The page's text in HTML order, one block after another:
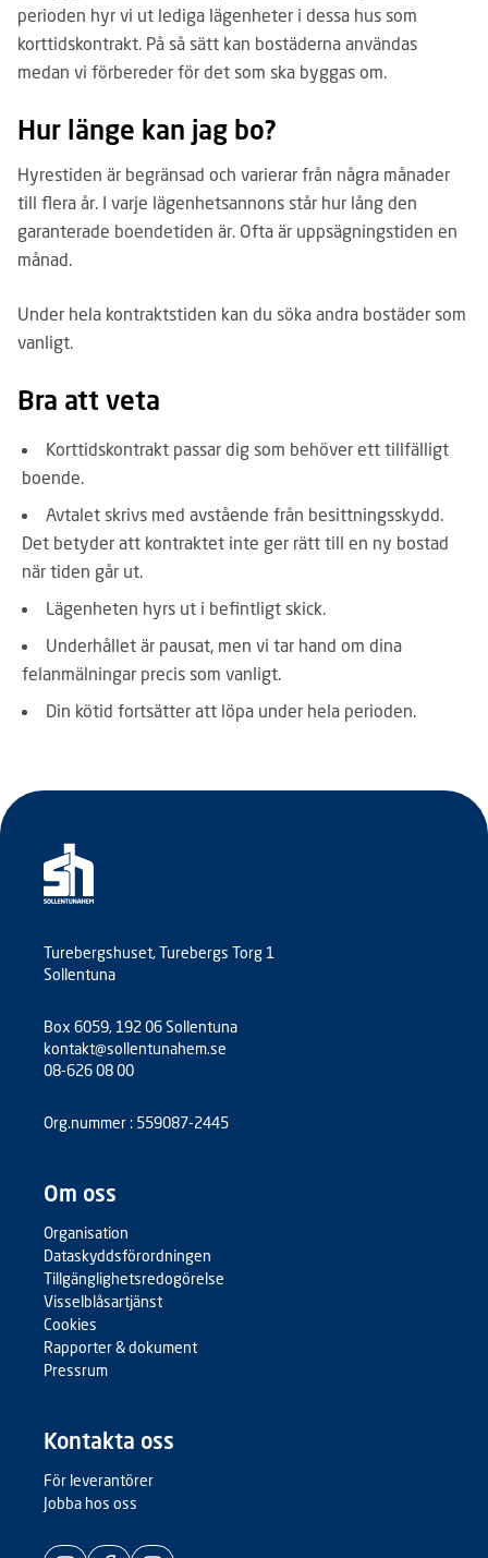
perioden hyr vi ut lediga lägenheter i dessa hus som
korttidskontrakt. På så sätt kan bostäderna användas
medan vi förbereder för det som ska byggas om.
Hur länge kan jag bo?
Hyrestiden är begränsad och varierar från några månader
till flera år. I varje lägenhetsannons står hur lång den
garanterade boendetiden är. Ofta är uppsägningstiden en
månad.
Under hela kontraktstiden kan du söka andra bostäder som
vanligt.
Bra att veta
Korttidskontrakt passar dig som behöver ett tillfälligt
boende.
Avtalet skrivs med avstående från besittningsskydd.
Det betyder att kontraktet inte ger rätt till en ny bostad
när tiden går ut.
Lägenheten hyrs ut i befintligt skick.
Underhållet är pausat, men vi tar hand om dina
felanmälningar precis som vanligt.
Din kötid fortsätter att löpa under hela perioden.
Turebergshuset, Turebergs Torg 1
Sollentuna
Box 6059, 192 06 Sollentuna
kontakt@sollentunahem.se
08-626 08 00
Org.nummer : 559087-2445
Om oss
Organisation
Dataskyddsförordningen
Tillgänglighetsredogörelse
Visselblåsartjänst
Cookies
Rapporter & dokument
Pressrum
Kontakta oss
För leverantörer
Jobba hos oss